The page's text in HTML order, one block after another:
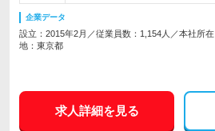
企業データ
設立：2015年2月／従業員数：1,154人／本社所在
地：東京都
求人詳細を見る